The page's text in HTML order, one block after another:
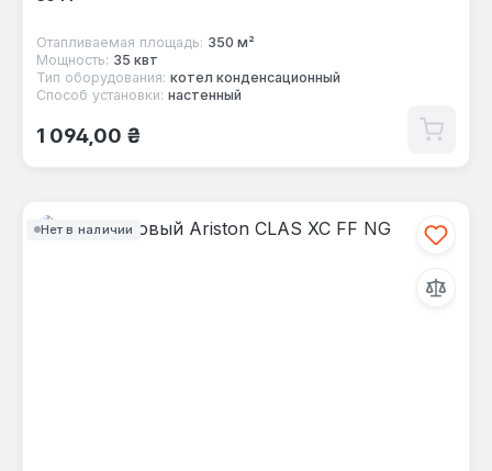
Отапливаемая площадь: 350 м²
Мощность: 35 квт
Тип оборудования: котел конденсационный
Способ установки: настенный
Обычная цена:
1 094,00 ₴
Нет в наличии